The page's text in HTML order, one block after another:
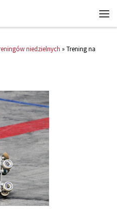
niedzielnych » Trening na